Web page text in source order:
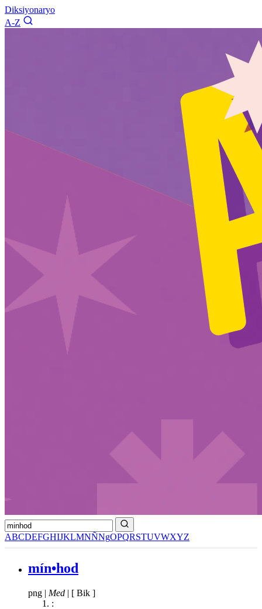
Diksiyonaryo
A-Z
ABCDEFGHIJKLMNÑNgOPQRSTUVWXYZ
mín•hod
png | Med | [ Bik ]
: